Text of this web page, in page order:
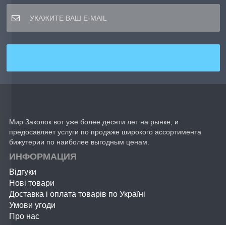
Мир Заколок вот уже более десяти лет на рынке, и
предосавляет услуги по продаже широкого ассортимента
бижутерии по наиболее выгодным ценам.
ИНФОРМАЦИЯ
Відгуки
Нові товари
Доставка і оплата товарів по Україні
Умови угоди
Про нас